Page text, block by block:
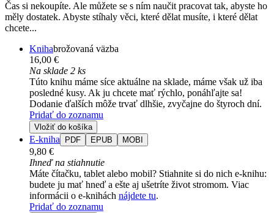
Čas si nekoupíte. Ale můžete se s ním naučit pracovat tak, abyste ho
měly dostatek. Abyste stíhaly věci, které dělat musíte, i které dělat
chcete...
Knihabrožovaná väzba
16,00 €
Na sklade 2 ks
Túto knihu máme síce aktuálne na sklade, máme však už iba
posledné kusy. Ak ju chcete mať rýchlo, ponáhľajte sa!
Dodanie ďalších môže trvať dlhšie, zvyčajne do štyroch dní.
Pridať do zoznamu
Vložiť do košíka
E-kniha PDF EPUB MOBI
9,80 €
Ihneď na stiahnutie
Máte čítačku, tablet alebo mobil? Stiahnite si do nich e-knihu:
budete ju mať hneď a ešte aj ušetríte život stromom. Viac
informácii o e-knihách nájdete tu.
Pridať do zoznamu